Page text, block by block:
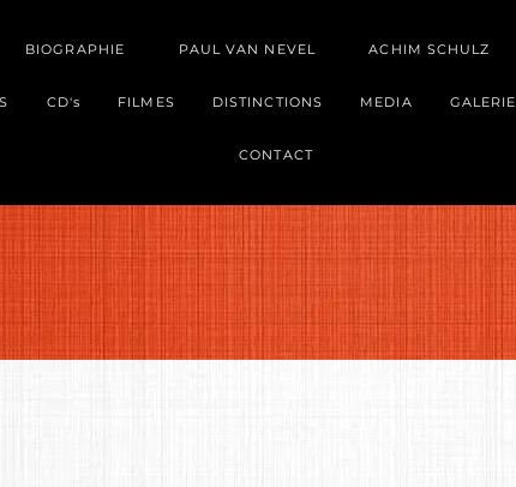
BIOGRAPHIE PAUL VAN NEVEL ACHIM SCHULZ
CD's FILMES DISTINCTIONS MEDIA GALERIE
CONTACT